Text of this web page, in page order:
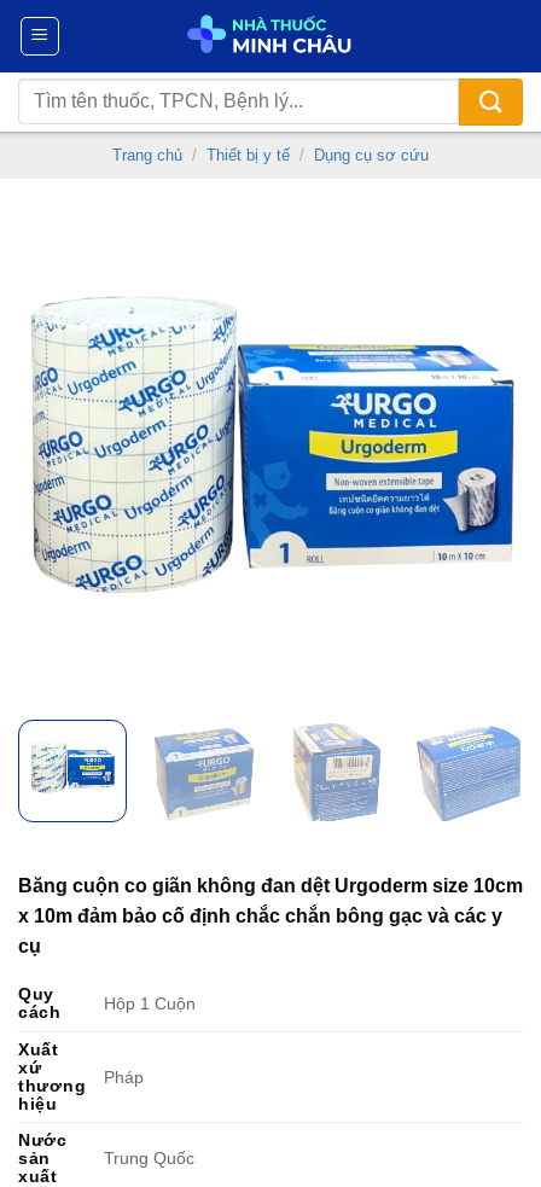
Chuyển
nội
dung
Tìm
kiếm:
Trang chủ / Thiết bị y tế / Dụng cụ sơ cứu
Băng cuộn co giãn không đan dệt Urgoderm size 10cm
x 10m đảm bảo cố định chắc chắn bông gạc và các y
cụ
Quy
cách
Hộp 1 Cuộn
Xuất
xứ
thương
hiệu
Pháp
Nước
sản
xuất
Trung Quốc